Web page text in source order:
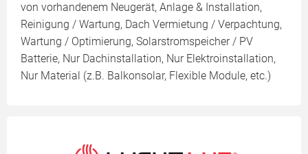
von vorhandenem Neugerät, Anlage & Installation,
Reinigung / Wartung, Dach Vermietung / Verpachtung,
Wartung / Optimierung, Solarstromspeicher / PV
Batterie, Nur Dachinstallation, Nur Elektroinstallation,
Nur Material (z.B. Balkonsolar, Flexible Module, etc.)